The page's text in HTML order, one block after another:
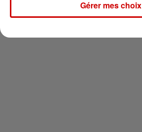
Gérer mes choix